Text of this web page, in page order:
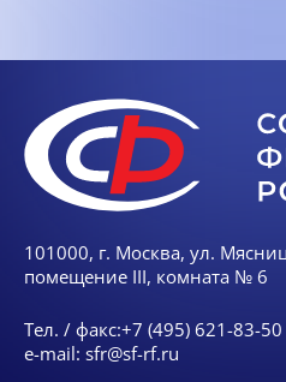
101000, г. Москва, ул.
помещение III, комната № 6
Тел. / факс:+7 (495) 621-83-50
e-mail: sfr@sf-rf.ru